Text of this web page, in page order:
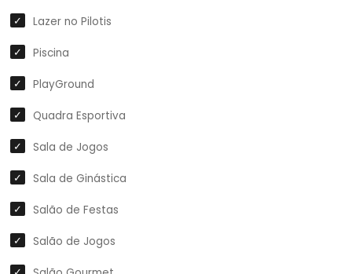
Lazer no Pilotis
Piscina
PlayGround
Quadra Esportiva
Sala de Jogos
Sala de Ginástica
Salão de Festas
Salão de Jogos